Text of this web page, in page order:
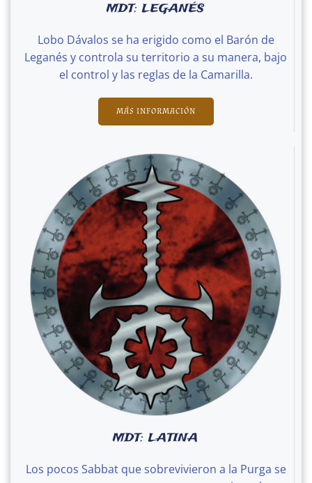
MDT: LEGANÉS
Lobo Dávalos se ha erigido como el Barón de
Leganés y controla su territorio a su manera, bajo
el control y las reglas de la Camarilla.
MÁS INFORMACIÓN
MDT: LATINA
Los pocos Sabbat que sobrevivieron a la Purga se